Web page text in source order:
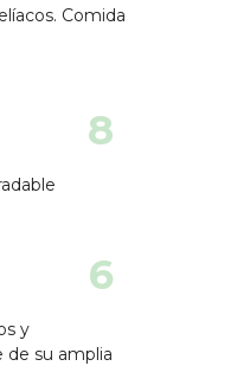
Comida
8
6
y
de su amplia